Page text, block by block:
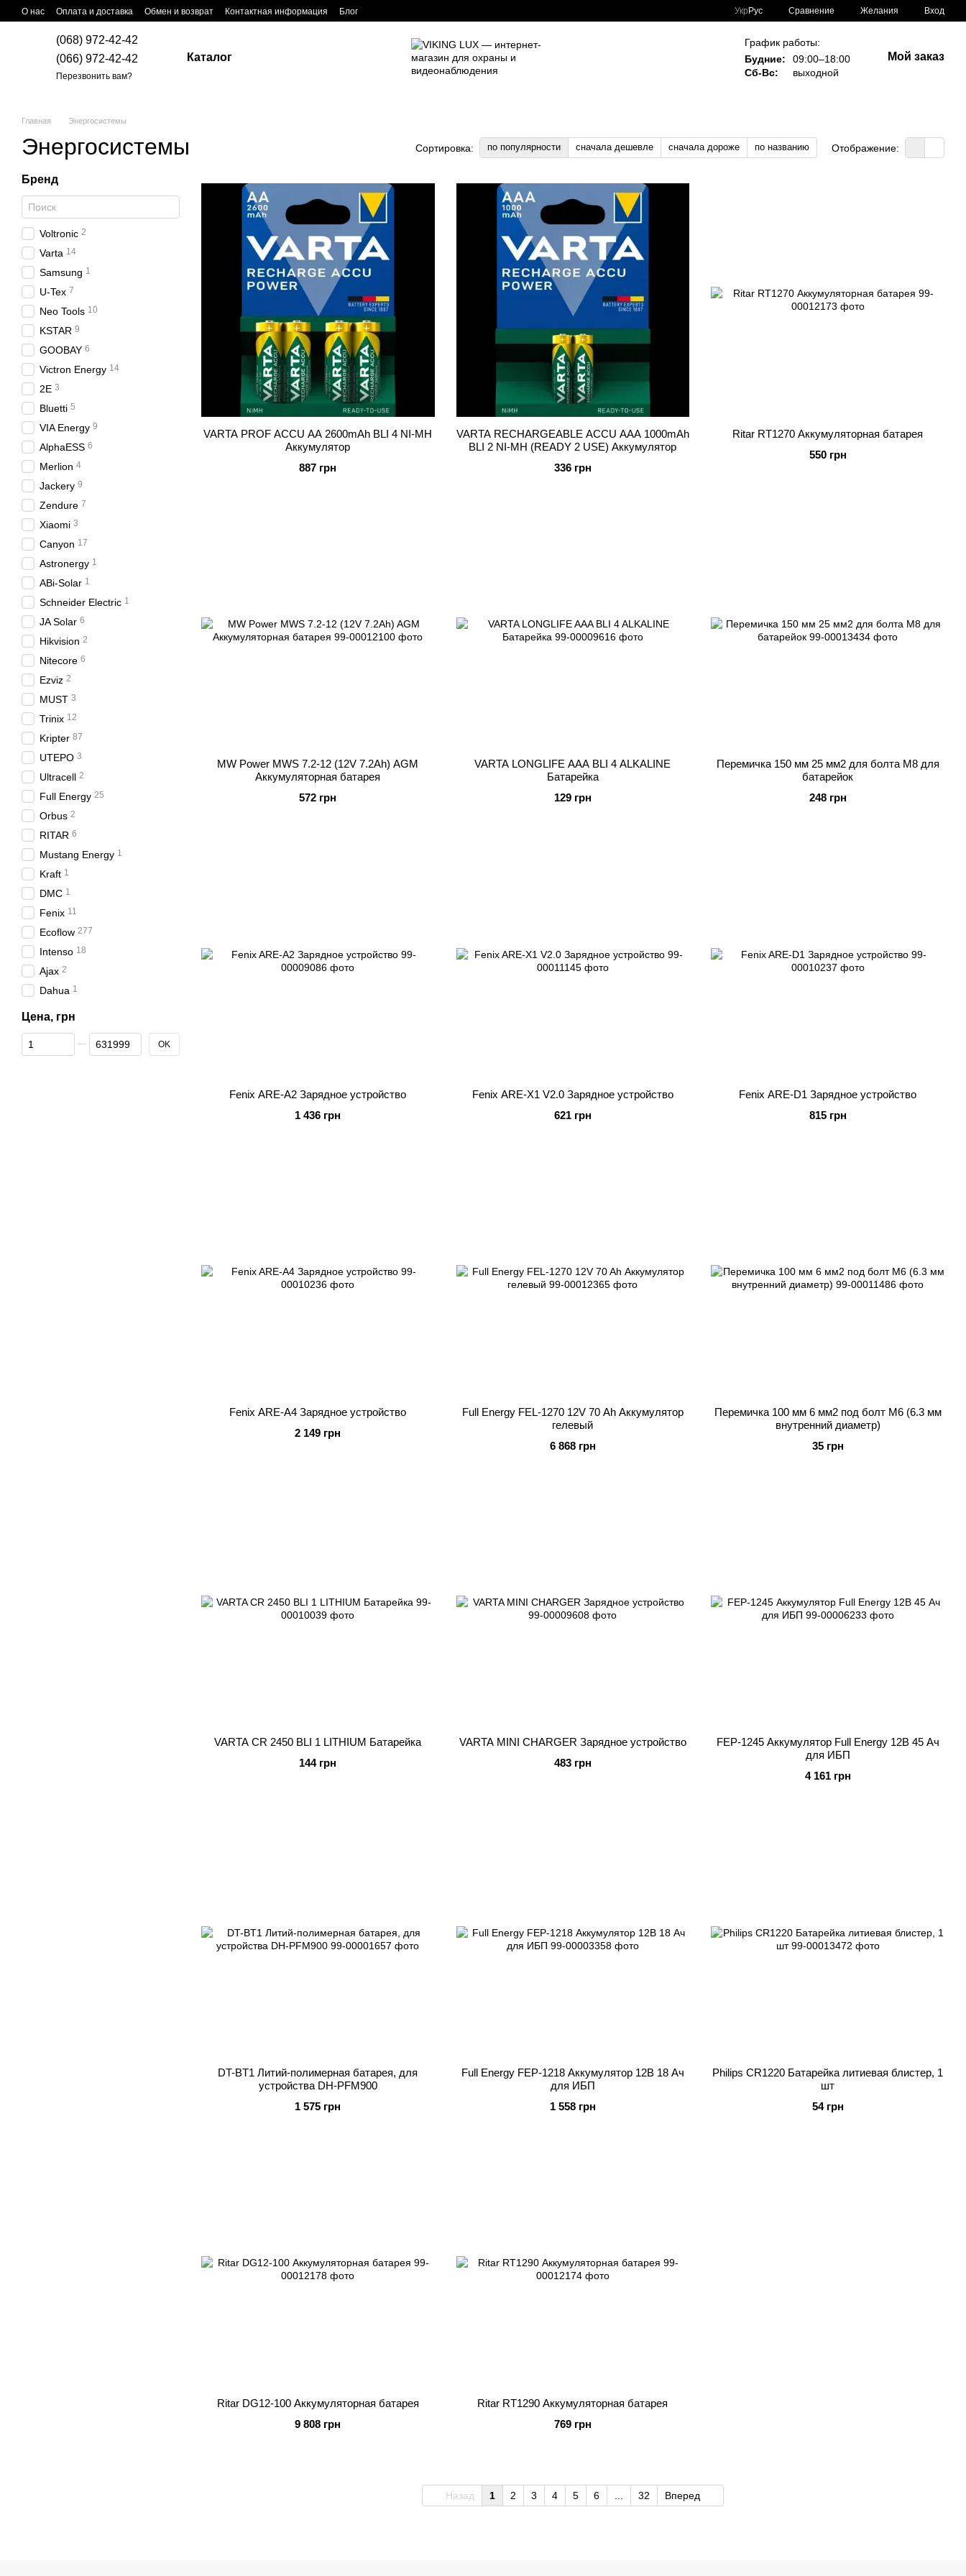
Перейти к основному контенту
О нас Оплата и доставка Обмен и возврат Контактная информация Блог Укр Рус Сравнение Желания Вход
(068) 972-42-42
(066) 972-42-42
Перезвонить вам?
Каталог
График работы:
Будние:
09:00–18:00
Сб-Вс:
выходной
Мой заказ
Главная Энергосистемы
Энергосистемы Сортировка: по популярности сначала дешевле сначала дороже по названию Отображение:
VARTA PROF ACCU AA 2600mAh BLI 4 NI-MH
Аккумулятор
887 грн
VARTA RECHARGEABLE ACCU AAA 1000mAh
BLI 2 NI-MH (READY 2 USE) Аккумулятор
336 грн
Ritar RT1270 Аккумуляторная батарея
550 грн
MW Power MWS 7.2-12 (12V 7.2Ah) AGM
Аккумуляторная батарея
572 грн
VARTA LONGLIFE AAA BLI 4 ALKALINE
Батарейка
129 грн
Перемичка 150 мм 25 мм2 для болта М8 для
батарейок
248 грн
Fenix ARE-A2 Зарядное устройство
1 436 грн
Fenix ARE-X1 V2.0 Зарядное устройство
621 грн
Fenix ARE-D1 Зарядное устройство
815 грн
Fenix ARE-A4 Зарядное устройство
2 149 грн
Full Energy FEL-1270 12V 70 Ah Аккумулятор
гелевый
6 868 грн
Перемичка 100 мм 6 мм2 под болт М6 (6.3 мм
внутренний диаметр)
35 грн
VARTA CR 2450 BLI 1 LITHIUM Батарейка
144 грн
VARTA MINI CHARGER Зарядное устройство
483 грн
FEP-1245 Аккумулятор Full Energy 12В 45 Ач
для ИБП
4 161 грн
DT-BT1 Литий-полимерная батарея, для
устройства DH-PFM900
1 575 грн
Full Energy FEP-1218 Аккумулятор 12В 18 Ач
для ИБП
1 558 грн
Philips CR1220 Батарейка литиевая блистер, 1
шт
54 грн
Ritar DG12-100 Аккумуляторная батарея
9 808 грн
Ritar RT1290 Аккумуляторная батарея
769 грн
Назад 1 2 3 4 5 6 32 Вперед
Бренд
Voltronic 2
Varta 14
Samsung 1
U-Tex 7
Neo Tools 10
KSTAR 9
GOOBAY 6
Victron Energy 14
2E 3
Bluetti 5
VIA Energy 9
AlphaESS 6
Merlion 4
Jackery 9
Zendure 7
Xiaomi 3
Canyon 17
Astronergy 1
ABi-Solar 1
Schneider Electric 1
JA Solar 6
Hikvision 2
Nitecore 6
Ezviz 2
MUST 3
Trinix 12
Kripter 87
UTEPO 3
Ultracell 2
Full Energy 25
Orbus 2
RITAR 6
Mustang Energy 1
Kraft 1
DMC 1
Fenix 11
Ecoflow 277
Intenso 18
Ajax 2
Dahua 1
Цена, грн
От Цена, грн
До Цена, грн OK